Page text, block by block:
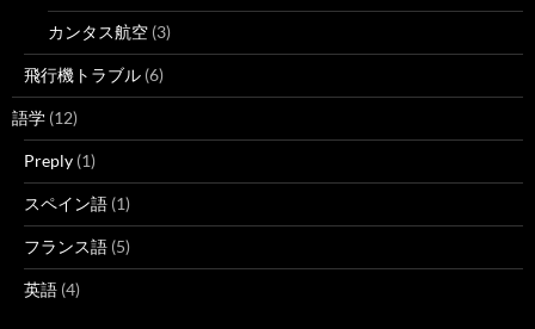
カンタス航空 (3)
飛行機トラブル (6)
語学 (12)
Preply (1)
スペイン語 (1)
フランス語 (5)
英語 (4)